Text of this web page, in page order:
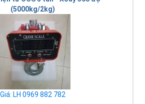
(5000kg/2kg)
Giá: LH 0969 882 782